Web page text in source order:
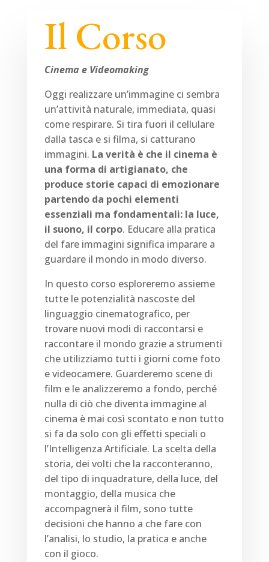
Il Corso
Cinema e Videomaking
Oggi realizzare un’immagine ci sembra
un’attività naturale, immediata, quasi
come respirare. Si tira fuori il cellulare
dalla tasca e si filma, si catturano
immagini. La verità è che il cinema è
una forma di artigianato, che
produce storie capaci di emozionare
partendo da pochi elementi
essenziali ma fondamentali: la luce,
il suono, il corpo. Educare alla pratica
del fare immagini significa imparare a
guardare il mondo in modo diverso.
In questo corso esploreremo assieme
tutte le potenzialità nascoste del
linguaggio cinematografico, per
trovare nuovi modi di raccontarsi e
raccontare il mondo grazie a strumenti
che utilizziamo tutti i giorni come foto
e videocamere. Guarderemo scene di
film e le analizzeremo a fondo, perché
nulla di ciò che diventa immagine al
cinema è mai così scontato e non tutto
si fa da solo con gli effetti speciali o
l’Intelligenza Artificiale. La scelta della
storia, dei volti che la racconteranno,
del tipo di inquadrature, della luce, del
montaggio, della musica che
accompagnerà il film, sono tutte
decisioni che hanno a che fare con
l’analisi, lo studio, la pratica e anche
con il gioco.